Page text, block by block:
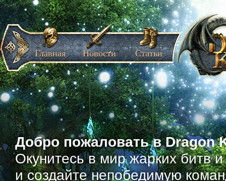
Добро пожаловать в Dragon
Окунитесь в мир жарких битв
и создайте непобедимую
Главная Новости Статьи